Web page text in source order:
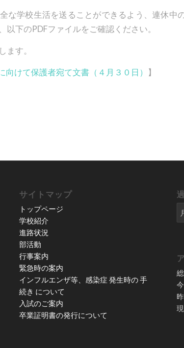
な学校生活を送ることができるよう、連休中
以下のPDFファイルをご確認ください。
ます。
向けて保護者宛て文書（４月３０日） 】
サイトマップ
トップページ
学校紹介
進路状況
部活動
行事案内
緊急時の案内
インフルエンザ等、感染症 発生時の 手
続き について
入試のご案内
卒業証明書の発行について